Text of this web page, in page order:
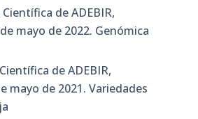
de ADEBIR,
mayo de 2022. Genómica
de ADEBIR,
mayo de 2021. Variedades